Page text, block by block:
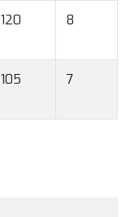
120 8
105 7